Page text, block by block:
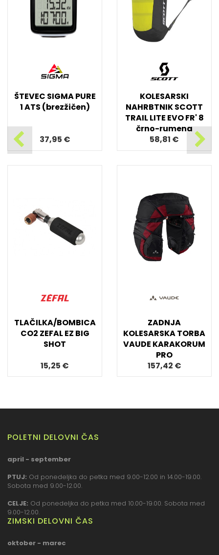
ŠTEVEC SIGMA PURE
1 ATS (brezžičen)
37,95 €
KOLESARSKI
NAHRBTNIK SCOTT
TRAIL LITE EVO FR' 8
črno-rumena
58,81 €
TLAČILKA/BOMBICA
CO2 ZEFAL EZ BIG
SHOT
15,25 €
ZADNJA
KOLESARSKA TORBA
VAUDE KARAKORUM
PRO
157,42 €
POLETNI DELOVNI ČAS
april - september
PTUJ: Od ponedeljka do petka med 9.00-12.00 in 14.00-19.00.
Sobota med 9.00-12.00.
CELJE: Od ponedeljka do petka med 10.00-19.00. Sobota med
9.00-12.00.
ZIMSKI DELOVNI ČAS
oktober - marec